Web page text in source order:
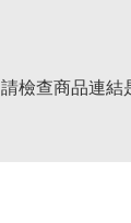
檢查商品連結